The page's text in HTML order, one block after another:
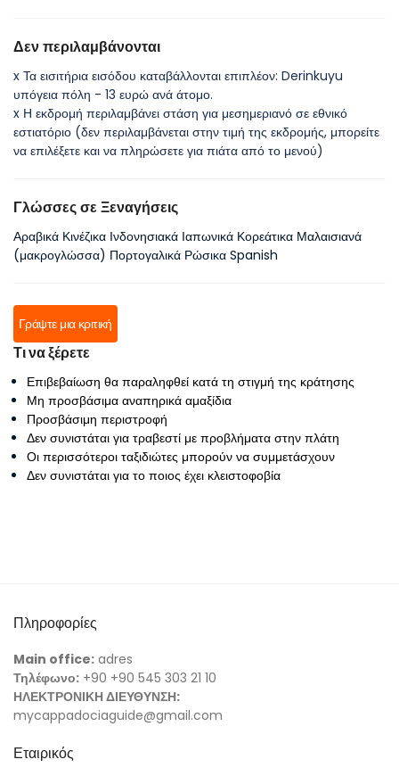
Δεν περιλαμβάνονται
x Τα εισιτήρια εισόδου καταβάλλονται επιπλέον: Derinkuyu
υπόγεια πόλη - 13 ευρώ ανά άτομο.
x Η εκδρομή περιλαμβάνει στάση για μεσημεριανό σε εθνικό
εστιατόριο (δεν περιλαμβάνεται στην τιμή της εκδρομής, μπορείτε
να επιλέξετε και να πληρώσετε για πιάτα από το μενού)
Γλώσσες σε Ξεναγήσεις
Αραβικά Κινέζικα Ινδονησιακά Ιαπωνικά Κορεάτικα Μαλαισιανά
(μακρογλώσσα) Πορτογαλικά Ρώσικα Spanish
Γράψτε μια κριτική
Τι να ξέρετε
Επιβεβαίωση θα παραληφθεί κατά τη στιγμή της κράτησης
Μη προσβάσιμα αναπηρικά αμαξίδια
Προσβάσιμη περιστροφή
Δεν συνιστάται για τραβεστί με προβλήματα στην πλάτη
Οι περισσότεροι ταξιδιώτες μπορούν να συμμετάσχουν
Δεν συνιστάται για το ποιος έχει κλειστοφοβία
Πληροφορίες
Main office: adres
Τηλέφωνο: +90 +90 545 303 21 10
ΗΛΕΚΤΡΟΝΙΚΗ ΔΙΕΥΘΥΝΣΗ:
mycappadociaguide@gmail.com
Εταιρικός